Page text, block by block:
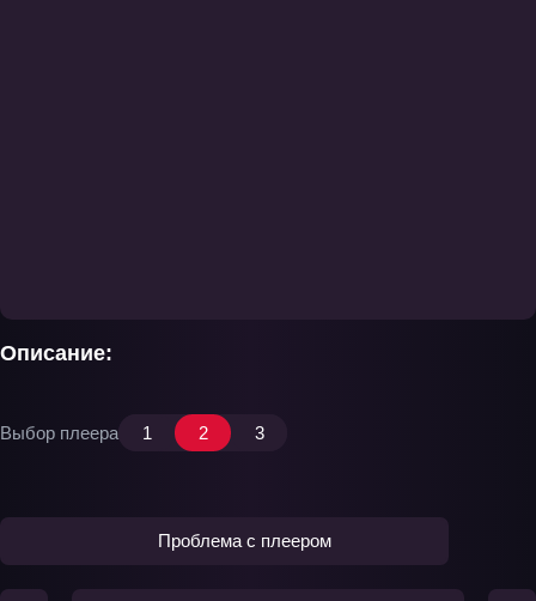
Описание:
Выбор плеера 1 2 3
Проблема с плеером